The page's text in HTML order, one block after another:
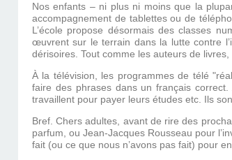
Nos enfants – ni plus ni moins que la
accompagnement de tablettes ou de
L’école propose désormais des classes
œuvrent sur le terrain dans la lutte contre
dérisoires. Tout comme les auteurs de
À la télévision, les programmes de télé
faire des phrases dans un français
travaillent pour payer leurs études etc. Ils
Bref. Chers adultes, avant de rire des
parfum, ou Jean-Jacques Rousseau pour
fait (ou ce que nous n’avons pas fait) pour